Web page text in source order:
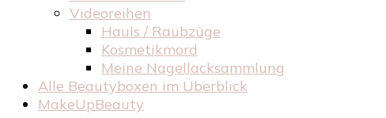
Videoreihen
Hauls / Raubzüge
Kosmetikmord
Meine Nagellacksammlung
Alle Beautyboxen im Überblick
MakeUpBeauty